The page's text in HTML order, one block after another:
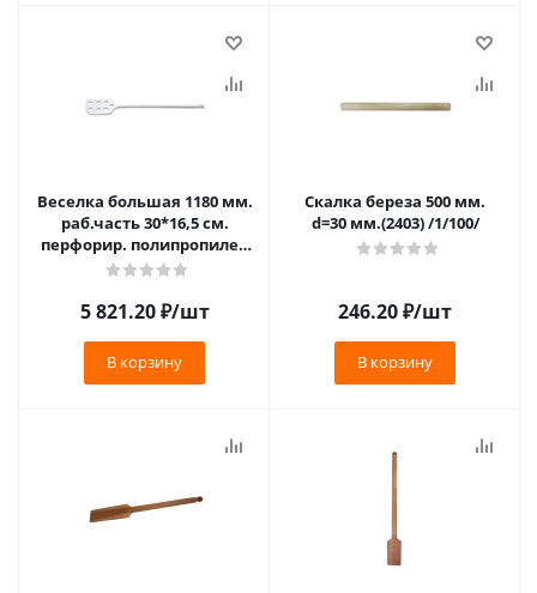
Веселка большая 1180 мм.
раб.часть 30*16,5 см.
перфорир. полипропилен
/1/180/
5 821.20₽/шт
В корзину
Скалка береза 500 мм.
d=30 мм.(2403) /1/100/
246.20₽/шт
В корзину